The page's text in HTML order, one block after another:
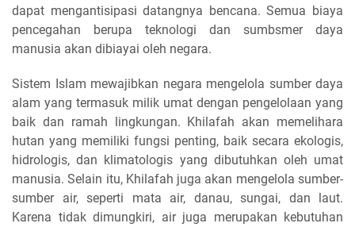
dapat mengantisipasi datangnya bencana. Semua biaya
pencegahan berupa teknologi dan sumbsmer daya
manusia akan dibiayai oleh negara.
Sistem Islam mewajibkan negara mengelola sumber daya
alam yang termasuk milik umat dengan pengelolaan yang
baik dan ramah lingkungan. Khilafah akan memelihara
hutan yang memiliki fungsi penting, baik secara ekologis,
hidrologis, dan klimatologis yang dibutuhkan oleh umat
manusia. Selain itu, Khilafah juga akan mengelola sumber-
sumber air, seperti mata air, danau, sungai, dan laut.
Karena tidak dimungkiri, air juga merupakan kebutuhan